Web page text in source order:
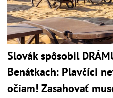
Slovák spôsobil
Benátkach: Plavčíci
očiam! Zasahovať